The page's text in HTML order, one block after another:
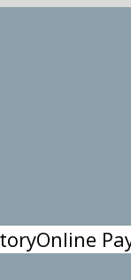
Online